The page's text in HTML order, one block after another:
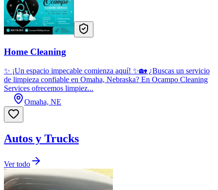
Home Cleaning
✨ ¡Un espacio impecable comienza aquí! ✨🏡 ¿Buscas un servicio
de limpieza confiable en Omaha, Nebraska? En Ocampo Cleaning
Services ofrecemos limpiez...
Omaha, NE
Autos y Trucks
Ver todo